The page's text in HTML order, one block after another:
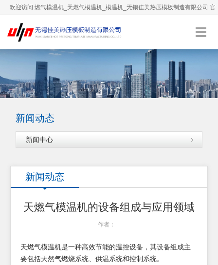
欢迎访问 燃气模温机_天燃气模温机_模温机_无锡佳美热压模板制造有限公司 官
方网站！
服务热线：0510-66892036 加入收藏
新闻动态
新闻中心
新闻动态
天燃气模温机的设备组成与应用领域
作者：
天燃气模温机是一种高效节能的温控设备，其设备组成主
要包括天然气燃烧系统、供温系统和控制系统。